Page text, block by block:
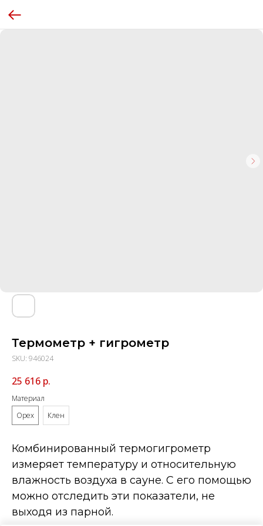
Термометр + гигрометр
SKU: 946024
25 616 р.
Материал
Орех
Клен
Комбинированный термогигрометр
измеряет температуру и относительную
влажность воздуха в сауне. С его помощью
можно отследить эти показатели, не
выходя из парной.